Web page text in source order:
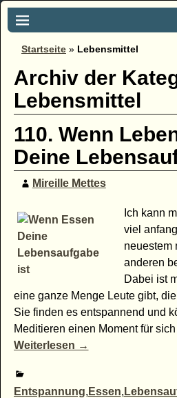
Startseite » Lebensmittel
Archiv der
Lebensmittel
110. Wenn
Deine
Mireille Mettes
Ich kann
viel
neuestem
anderen
Dabei ist
eine ganze Menge Leute gibt,
Sie finden es entspannend und
Meditieren einen Moment für
Weiterlesen →
Entspannung, Essen,